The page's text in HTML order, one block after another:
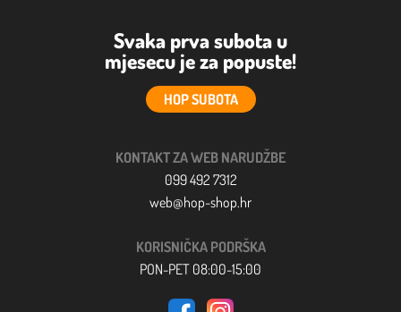
Svaka prva subota u
mjesecu je za popuste!
HOP SUBOTA
KONTAKT ZA WEB NARUDŽBE
099 492 7312
web@hop-shop.hr
KORISNIČKA PODRŠKA
PON-PET 08:00-15:00